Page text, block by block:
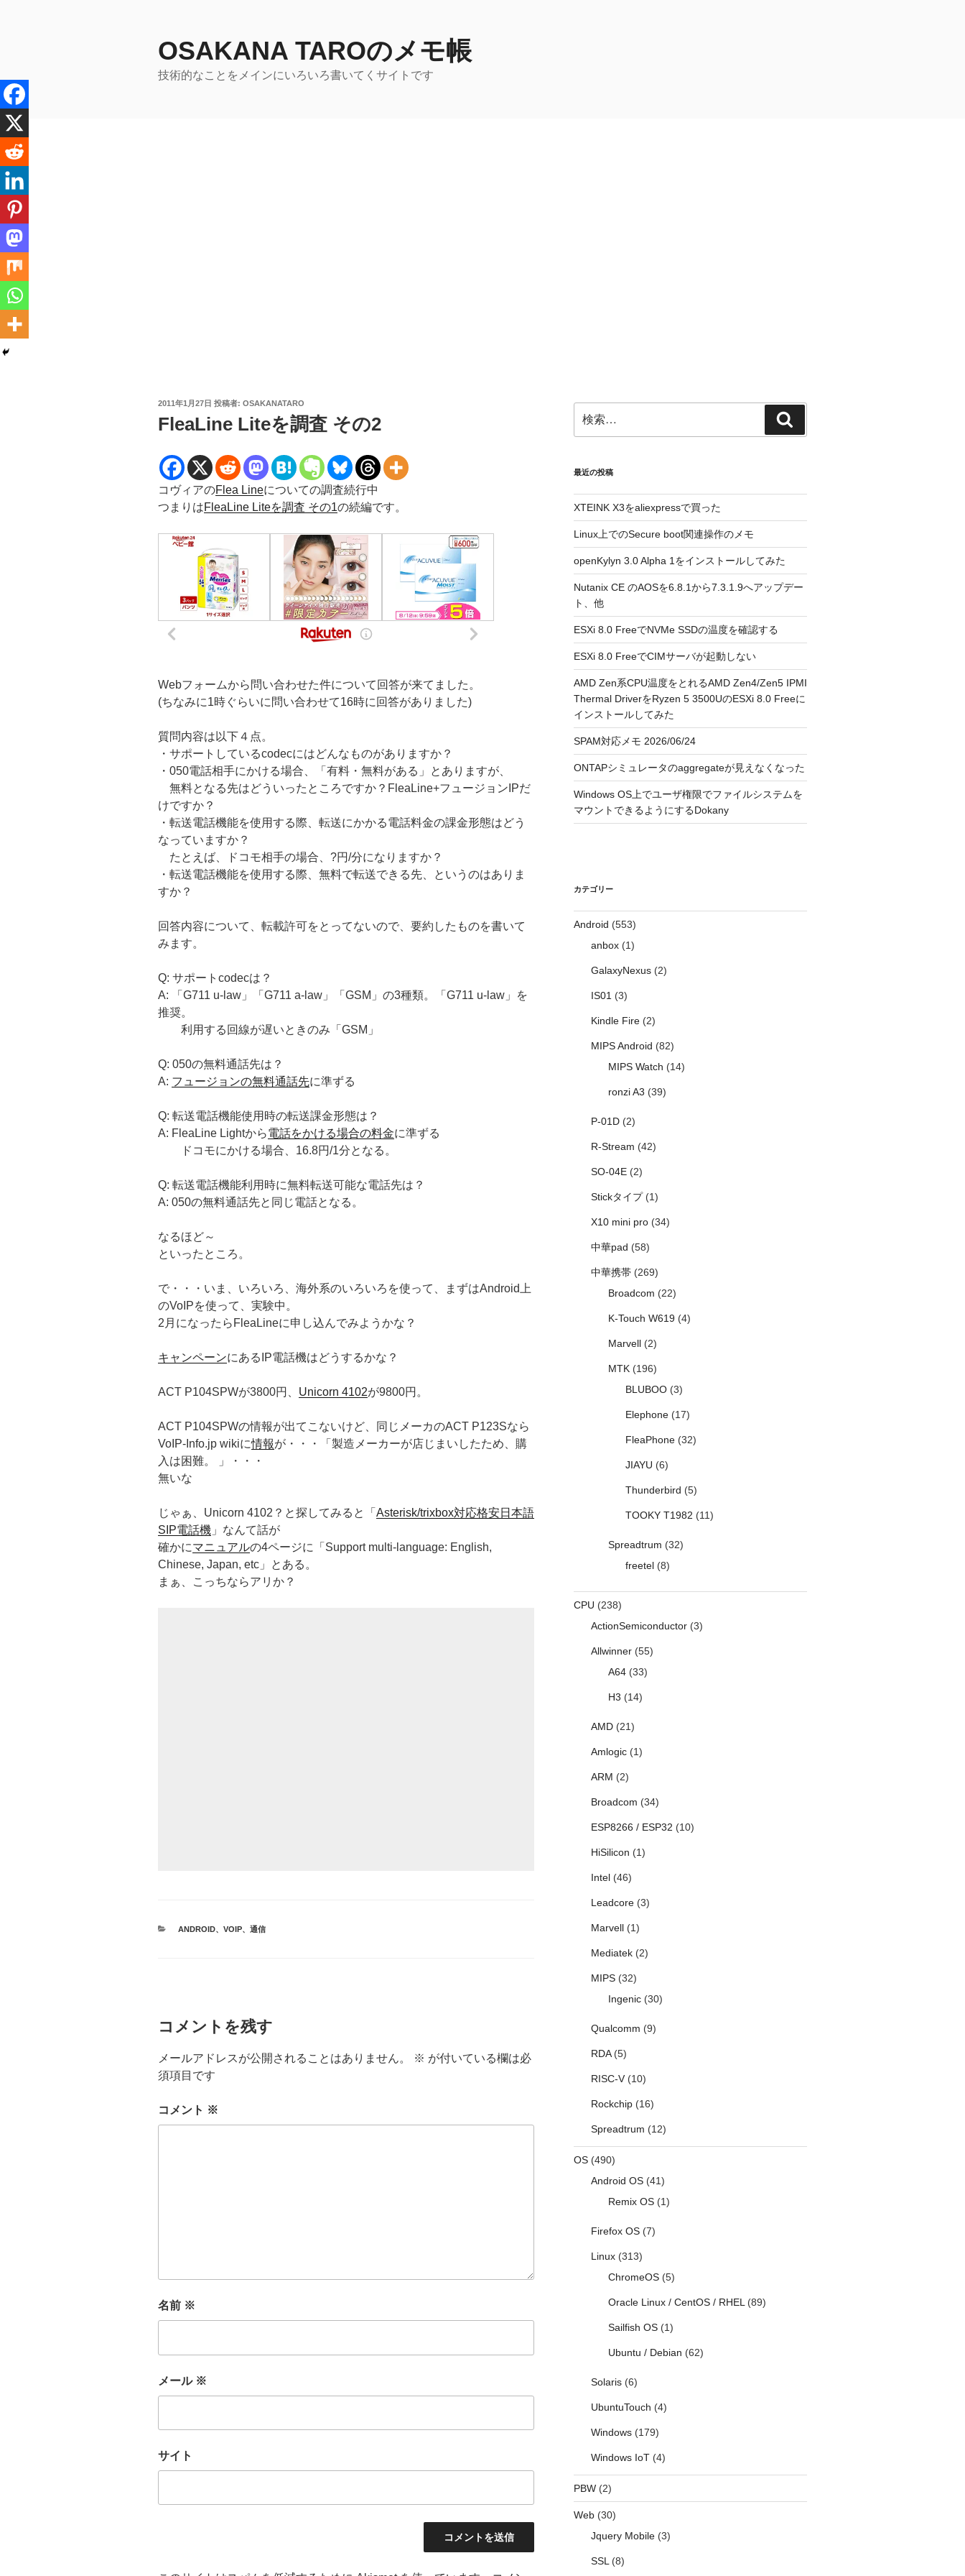
へ
ス
キ
プ
OSAKANA TAROのメモ帳
技術的なことをメインにいろいろ書いてくサイトです
投
日:
2011年1月27日 投稿者: OSAKANATARO
FleaLine Liteを調査 その2
コヴィアのFlea Lineについての調査続行中
つまりはFleaLine Liteを調査 その1の続編です。
Webフォームから問い合わせた件について回答が来てました。
(ちなみに1時ぐらいに問い合わせて16時に回答がありました)
質問内容は以下４点。
・サポートしているcodecにはどんなものがありますか？
・050電話相手にかける場合、「有料・無料がある」とありますが、
無料となる先はどういったところですか？FleaLine+フュージョンIPだ
けですか？
・転送電話機能を使用する際、転送にかかる電話料金の課金形態はどう
なっていますか？
たとえば、ドコモ相手の場合、?円/分になりますか？
・転送電話機能を使用する際、無料で転送できる先、というのはありま
すか？
回答内容について、転載許可をとってないので、要約したものを書いて
みます。
Q: サポートcodecは？
A: 「G711 u-law」「G711 a-law」「GSM」の3種類。「G711 u-law」を
推奨。
利用する回線が遅いときのみ「GSM」
Q: 050の無料通話先は？
A: フュージョンの無料通話先に準ずる
Q: 転送電話機能使用時の転送課金形態は？
A: FleaLine Lightから電話をかける場合の料金に準ずる
ドコモにかける場合、16.8円/1分となる。
Q: 転送電話機能利用時に無料転送可能な電話先は？
A: 050の無料通話先と同じ電話となる。
なるほど～
といったところ。
で・・・いま、いろいろ、海外系のいろいろを使って、まずはAndroid上
のVoIPを使って、実験中。
2月になったらFleaLineに申し込んでみようかな？
キャンペーンにあるIP電話機はどうするかな？
ACT P104SPWが3800円、 Unicorn 4102が9800円。
ACT P104SPWの情報が出てこないけど、同じメーカのACT P123Sなら
VoIP-Info.jp wikiに情報が・・・「製造メーカーが店じまいしたため、購
入は困難。 」・・・
無いな
じゃぁ、Unicorn 4102？と探してみると「 Asterisk/trixbox対応格安日本語
SIP電話機 」なんて話が
確かにマニュアルの4ページに「Support multi-language: English,
Chinese, Japan, etc」とある。
まぁ、こっちならアリか？
カ
ANDROID、 VOIP、 通信
コメントを残す
メールアドレスが公開されることはありません。 ※ が付いている欄は必
須項目です
コメント ※
名前 ※
メール ※
サイト
索:
索
最近の投稿
XTEINK X3をaliexpressで買った
Linux上でのSecure boot関連操作のメモ
openKylyn 3.0 Alpha 1をインストールしてみた
Nutanix CE のAOSを6.8.1から7.3.1.9へアップデー
ト、他
ESXi 8.0 FreeでNVMe SSDの温度を確認する
ESXi 8.0 FreeでCIMサーバが起動しない
AMD Zen系CPU温度をとれるAMD Zen4/Zen5 IPMI
Thermal DriverをRyzen 5 3500UのESXi 8.0 Freeに
インストールしてみた
SPAM対応メモ 2026/06/24
ONTAPシミュレータのaggregateが見えなくなった
Windows OS上でユーザ権限でファイルシステムを
マウントできるようにするDokany
カテゴリー
Android (553)
anbox(1)
GalaxyNexus(2)
IS01(3)
Kindle Fire(2)
MIPS Android (82)
MIPS Watch (14)
ronzi A3 (39)
P-01D(2)
R-Stream (42)
SO-04E(2)
Stickタイプ(1)
X10 mini pro(34)
中華pad (58)
中華携帯(269)
Broadcom (22)
K-Touch W619(4)
Marvell(2)
MTK(196)
BLUBOO(3)
Elephone(17)
FleaPhone(32)
JIAYU (6)
Thunderbird (5)
TOOKY T1982 (11)
Spreadtrum (32)
freetel(8)
CPU (238)
ActionSemiconductor(3)
Allwinner(55)
A64(33)
H3 (14)
AMD(21)
Amlogic(1)
ARM (2)
Broadcom (34)
ESP8266 / ESP32 (10)
HiSilicon (1)
Intel(46)
Leadcore(3)
Marvell(1)
Mediatek(2)
MIPS(32)
Ingenic(30)
Qualcomm (9)
RDA(5)
RISC-V(10)
Rockchip(16)
Spreadtrum (12)
OS(490)
Android OS(41)
Remix OS(1)
Firefox OS(7)
Linux(313)
ChromeOS(5)
Oracle Linux / CentOS / RHEL(89)
Sailfish OS(1)
Ubuntu / Debian (62)
Solaris(6)
UbuntuTouch (4)
Windows(179)
Windows IoT(4)
PBW(2)
Web(30)
Jquery Mobile(3)
SSL(8)